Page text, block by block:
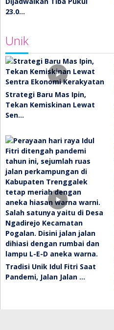
23.0…
Unik
Strategi Baru Mas Ipin,
Tekan Kemiskinan Lewat
Sen…
Tradisi Unik Idul Fitri Saat
Pandemi, Jalan Jalan …